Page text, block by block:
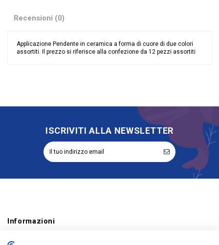
Recensioni (0)
Applicazione Pendente in ceramica a forma di cuore di due colori
assortiti. Il prezzo si riferisce alla confezione da 12 pezzi assortiti
Evento
Compleanno
Comunione
Riordinabile
ISCRIVITI ALLA NEWSLETTER
Informazioni
Account